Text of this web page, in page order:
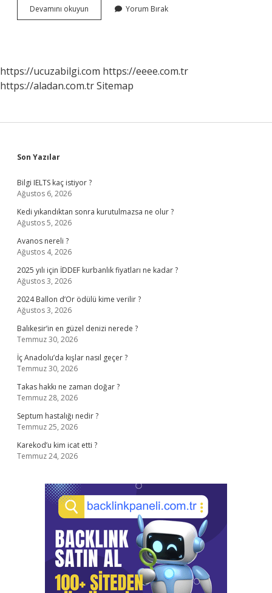
Devamını okuyun
Iphone
Yorum Bırak
https://ucuzabilgi.com https://eeee.com.tr
https://aladan.com.trSitemap
Sidebar
Son Yazılar
Bilgi IELTS kaç istiyor ?
Ağustos 6, 2026
Kedi yıkandıktan sonra kurutulmazsa ne olur ?
Ağustos 5, 2026
Avanos nereli ?
Ağustos 4, 2026
2025 yılı için İDDEF kurbanlık fiyatları ne kadar ?
Ağustos 3, 2026
2024 Ballon d’Or ödülü kime verilir ?
Ağustos 3, 2026
Balıkesir’in en güzel denizi nerede ?
Temmuz 30, 2026
İç Anadolu’da kışlar nasıl geçer ?
Temmuz 30, 2026
Takas hakkı ne zaman doğar ?
Temmuz 28, 2026
Septum hastalığı nedir ?
Temmuz 25, 2026
Karekod’u kim icat etti ?
Temmuz 24, 2026